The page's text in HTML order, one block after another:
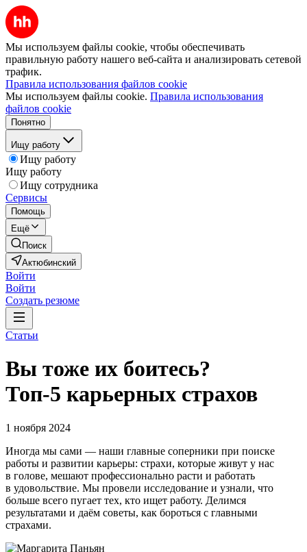
Мы используем файлы cookie, чтобы обеспечивать
правильную работу нашего веб-сайта и анализировать сетевой
трафик.
Правила использования файлов cookie
Мы используем файлы cookie. Правила использования
файлов cookie
Понятно
Ищу работу
Ищу работу
Ищу работу
Ищу сотрудника
Сервисы
Помощь
Ещё
Поиск
Актюбинский
Войти
Войти
Создать резюме
Статьи
Вы тоже их боитесь?
Топ-5 карьерных страхов
1 ноября 2024
Иногда мы сами — наши главные соперники при поиске
работы и развитии карьеры: страхи, которые живут у нас
в голове, мешают профессионально расти и работать
в удовольствие. Мы провели исследование и узнали, что
больше всего пугает тех, кто ищет работу. Делимся
результатами и даём советы, как бороться с главными
страхами.